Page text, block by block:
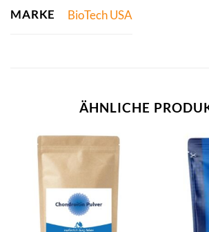
MARKE BioTech USA
ÄHNLICHE